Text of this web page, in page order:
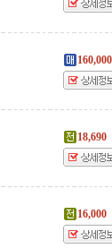
160,000
18,690
16,000